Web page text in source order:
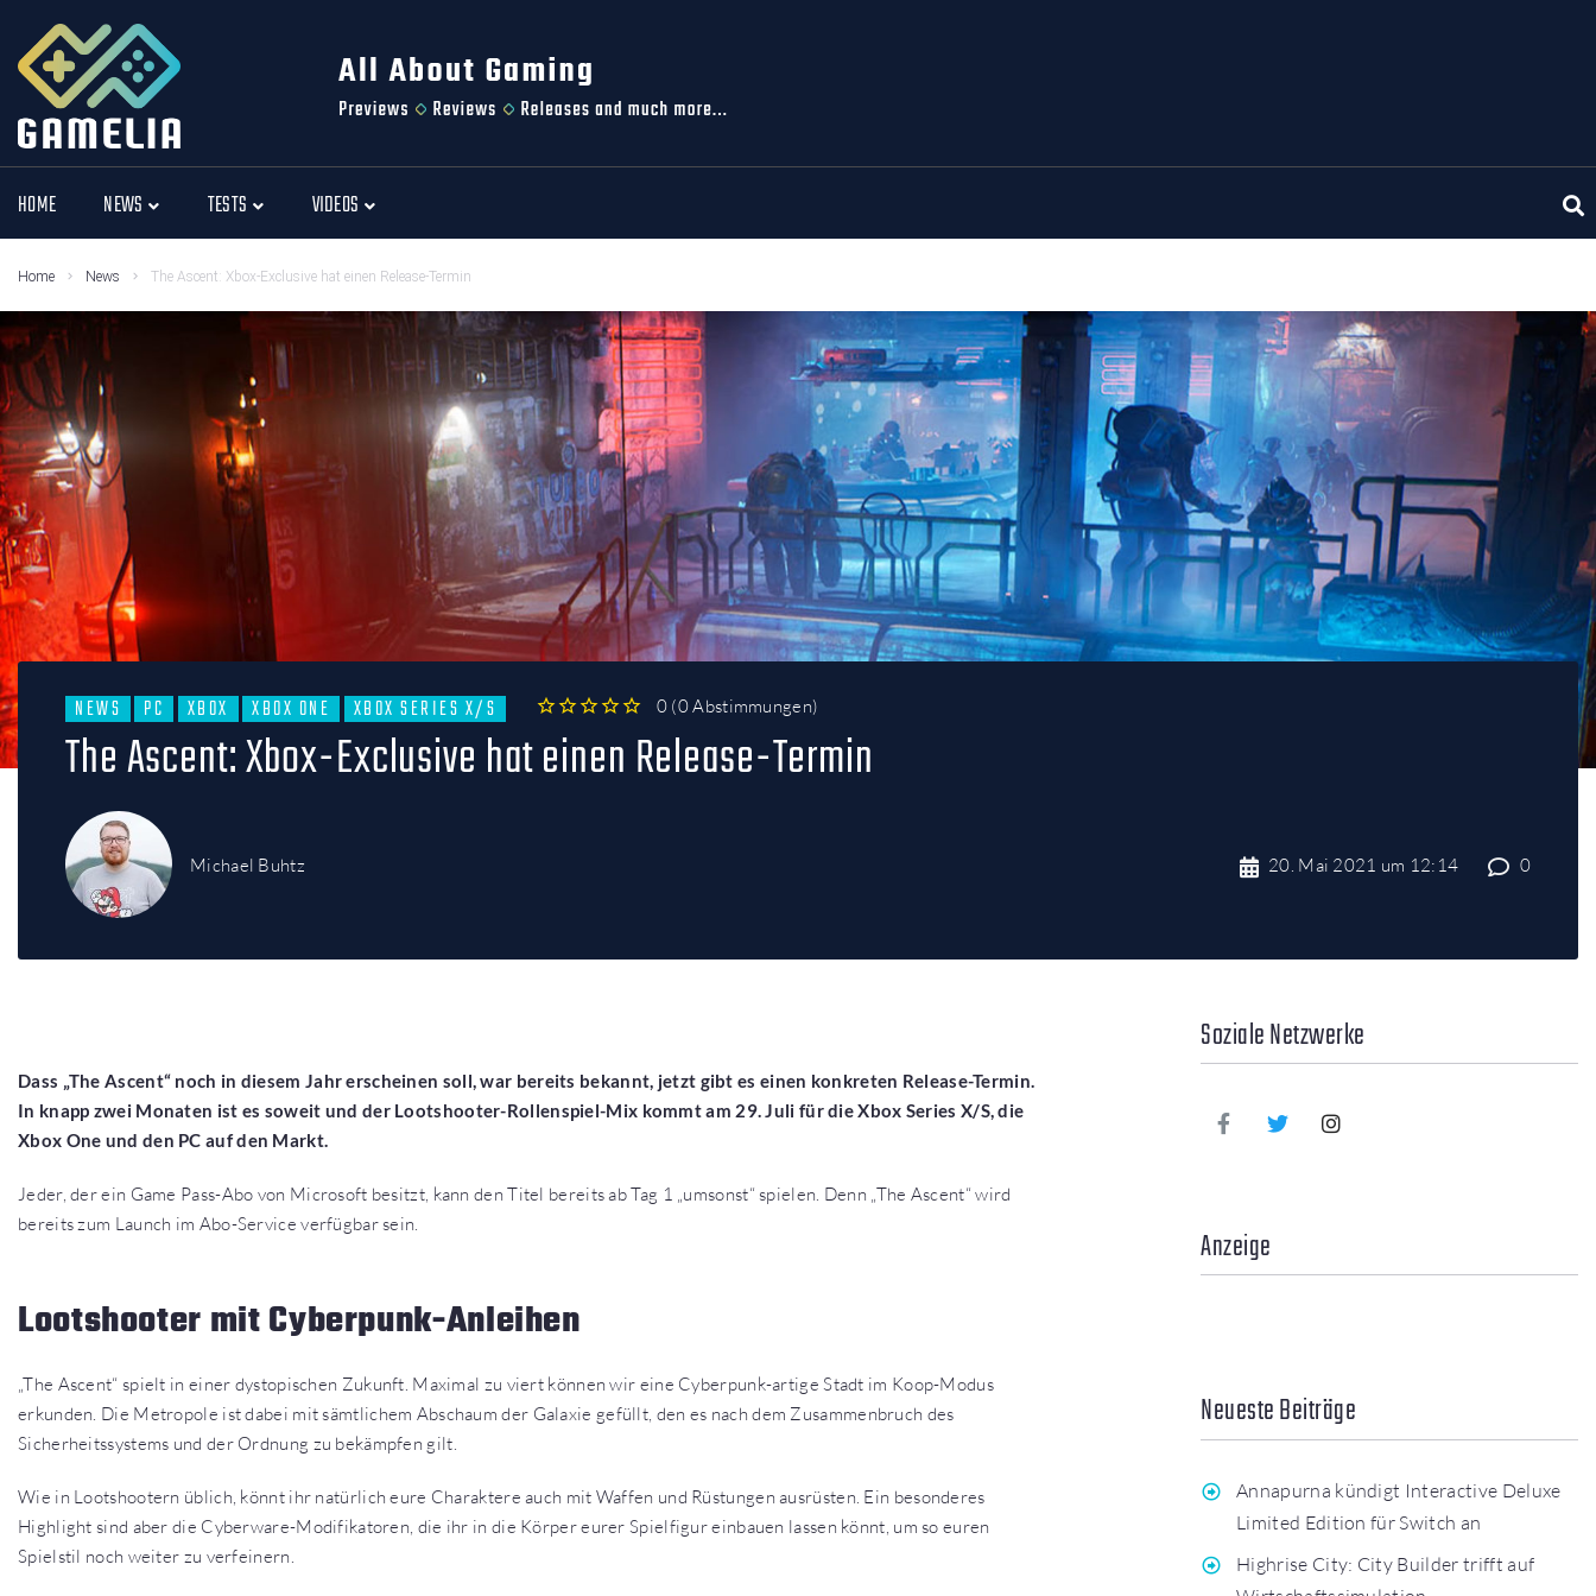
HOME NEWS TESTS VIDEOS
Home News The Ascent: Xbox-Exclusive hat einen Release-Termin
NEWS PC XBOX XBOX ONE XBOX SERIES X/S 0 (0 Abstimmungen)
The Ascent: Xbox-Exclusive hat einen Release-Termin
Michael Buhtz 20. Mai 2021 um 12:14 0
Dass „The Ascent“ noch in diesem Jahr erscheinen soll, war bereits bekannt, jetzt gibt es einen konkreten Release-Termin.
In knapp zwei Monaten ist es soweit und der Lootshooter-Rollenspiel-Mix kommt am 29. Juli für die Xbox Series X/S, die
Xbox One und den PC auf den Markt.
Jeder, der ein Game Pass-Abo von Microsoft besitzt, kann den Titel bereits ab Tag 1 „umsonst“ spielen. Denn „The Ascent“ wird
bereits zum Launch im Abo-Service verfügbar sein.
Lootshooter mit Cyberpunk-Anleihen
„The Ascent“ spielt in einer dystopischen Zukunft. Maximal zu viert können wir eine Cyberpunk-artige Stadt im Koop-Modus
erkunden. Die Metropole ist dabei mit sämtlichem Abschaum der Galaxie gefüllt, den es nach dem Zusammenbruch des
Sicherheitssystems und der Ordnung zu bekämpfen gilt.
Wie in Lootshootern üblich, könnt ihr natürlich eure Charaktere auch mit Waffen und Rüstungen ausrüsten. Ein besonderes
Highlight sind aber die Cyberware-Modifikatoren, die ihr in die Körper eurer Spielfigur einbauen lassen könnt, um so euren
Spielstil noch weiter zu verfeinern.
Soziale Netzwerke
Anzeige
Neueste Beiträge
Annapurna kündigt Interactive Deluxe
Limited Edition für Switch an
Highrise City: City Builder trifft auf